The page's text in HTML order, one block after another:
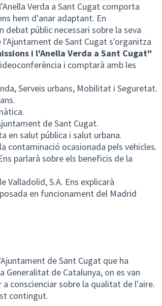
Verda a Sant Cugat comporta
hem d'anar adaptant. En
debat públic necessari sobre la seva
de Sant Cugat s'organitza
i l'Anella Verda a Sant Cugat"
i comptarà amb les
Serveis urbans, Mobilitat i Seguretat.
de Sant Cugat.
en salut pública i salut urbana.
contaminació ocasionada pels vehicles.
parlarà sobre els beneficis de la
Valladolid, S.A. Ens explicarà
en funcionament del Madrid
de Sant Cugat que ha
extern)
Generalitat de Catalunya, on es van
conscienciar sobre la qualitat de l'aire.
contingut.